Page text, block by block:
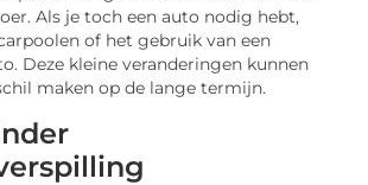
Als je toch een auto nodig hebt,
of het gebruik van een
Deze kleine veranderingen kunnen
maken op de lange termijn.